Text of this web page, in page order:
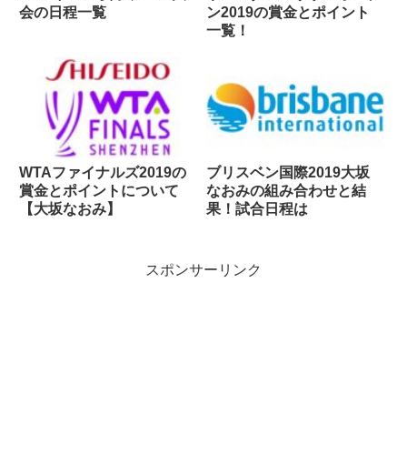
会の日程一覧
ン2019の賞金とポイント
一覧！
WTAファイナルズ2019の
賞金とポイントについて
【大坂なおみ】
ブリスベン国際2019大坂
なおみの組み合わせと結
果！試合日程は
スポンサーリンク